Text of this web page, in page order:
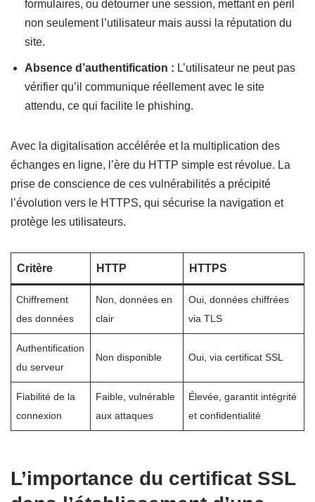
formulaires, ou détourner une session, mettant en péril
non seulement l’utilisateur mais aussi la réputation du
site.
Absence d’authentification : L’utilisateur ne peut pas
vérifier qu’il communique réellement avec le site
attendu, ce qui facilite le phishing.
Avec la digitalisation accélérée et la multiplication des
échanges en ligne, l’ère du HTTP simple est révolue. La
prise de conscience de ces vulnérabilités a précipité
l’évolution vers le HTTPS, qui sécurise la navigation et
protège les utilisateurs.
Critère HTTP HTTPS
Chiffrement
des données
Non, données en
clair
Oui, données chiffrées
via TLS
Authentification
du serveur
Non disponible Oui, via certificat SSL
Fiabilité de la
connexion
Faible, vulnérable
aux attaques
Élevée, garantit intégrité
et confidentialité
L’importance du certificat SSL